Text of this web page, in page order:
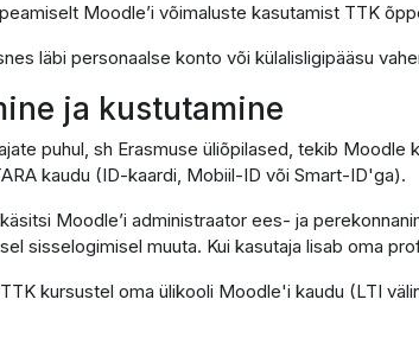
Moodle’i võimaluste kasutamist TTK
läbi personaalse konto või külalisligipääsu
ja kustutamine
puhul, sh Erasmuse üliõpilased, tekib
kaudu (ID-kaardi, Mobiil-ID või Smart-ID'ga).
Moodle’i administraator ees- ja
sisselogimisel muuta. Kui kasutaja lisab oma
kursustel oma ülikooli Moodle'i kaudu (LTI